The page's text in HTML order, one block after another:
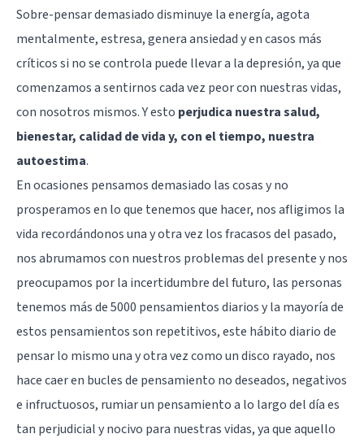
Sobre-pensar demasiado disminuye la energía, agota
mentalmente, estresa, genera ansiedad y en casos más
críticos si no se controla puede llevar a la depresión, ya que
comenzamos a sentirnos cada vez peor con nuestras vidas,
con nosotros mismos. Y esto perjudica nuestra salud,
bienestar, calidad de vida y, con el tiempo, nuestra
autoestima.
En ocasiones pensamos demasiado las cosas y no
prosperamos en lo que tenemos que hacer, nos afligimos la
vida recordándonos una y otra vez los fracasos del pasado,
nos abrumamos con nuestros problemas del presente y nos
preocupamos por la incertidumbre del futuro, las personas
tenemos más de 5000 pensamientos diarios y la mayoría de
estos pensamientos son repetitivos, este hábito diario de
pensar lo mismo una y otra vez como un disco rayado, nos
hace caer en bucles de pensamiento no deseados, negativos
e infructuosos, rumiar un pensamiento a lo largo del día es
tan perjudicial y nocivo para nuestras vidas, ya que aquello